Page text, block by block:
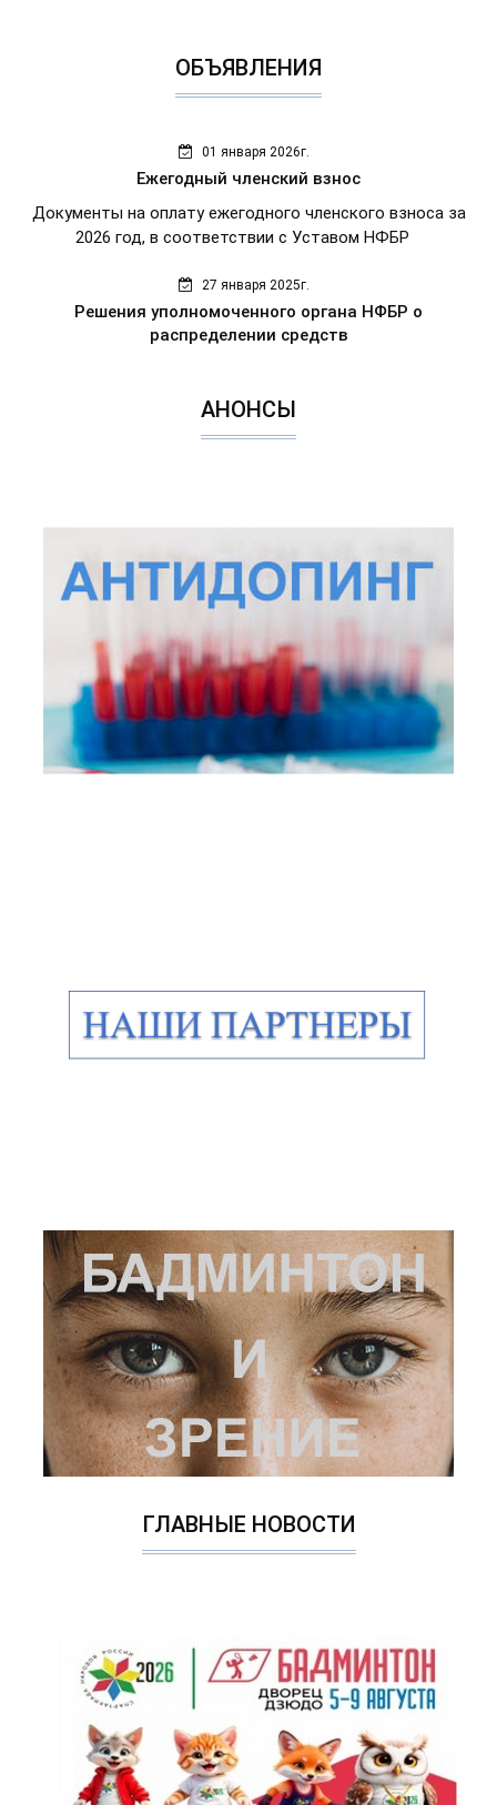
ОБЪЯВЛЕНИЯ
01 января 2026г.
Ежегодный членский взнос
Документы на оплату ежегодного членского взноса за
2026 год, в соответствии с Уставом НФБР
27 января 2025г.
Решения уполномоченного органа НФБР о
распределении средств
АНОНСЫ
ГЛАВНЫЕ НОВОСТИ